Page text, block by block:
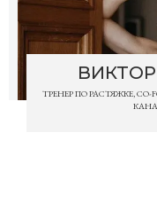
ТРЕНЕР ПО РАСТЯЖКЕ, CO-